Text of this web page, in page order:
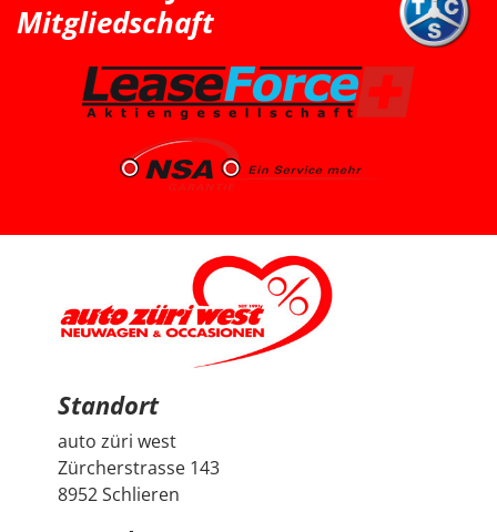
sind wir wieder zu Auto Züri West zurückgekommen
und konnten dort einen super Deal für einen Peugeot
knapp 7’000 km, ist ein Voll-Benziner und passt für uns
vom Platz, Fahrgefühl und Gesamtpaket sehr gut. Die
Beratung durch Herrn Francesco Salerno war sehr
freundlich, ehrlich und unkompliziert. Auch wenn die
Auswahl für uns relativ klar und limitiert war, fühlten wir
uns gut aufgehoben. Besonders positiv fand ich den
spannenden Austausch mit dem Berater über
allgemeine Autothemen und Dinge, die Autoliebhaber
Thema Auto vorhanden ist. Sehr geschätzt haben wir
zudem, dass vor der Übergabe extra noch ein Service
durchgeführt wurde, damit wir mit dem Fahrzeug
länger Ruhe haben. Das ist nicht selbstverständlich und
hat den positiven Eindruck nochmals verstärkt. Wir
freuen uns sehr über unseren Peugeot 2008 und
bedanken uns herzlich bei Auto Züri West sowie bei
Herrn Francesco Salerno für die angenehme Beratung,
den guten Austausch und den super Deal.
Mitgliedschaft
Standort
auto züri west
Zürcherstrasse 143
8952 Schlieren